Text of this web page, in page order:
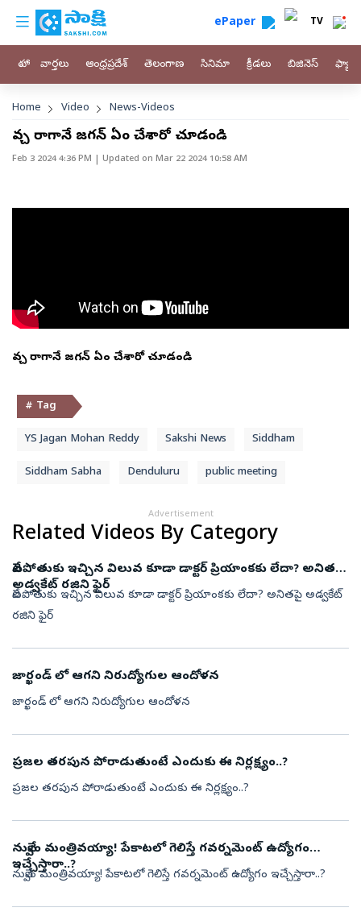
Skip to main content
custom menu ePaper TV
హోం వార్తలు ఆంధ్రప్రదేశ్ తెలంగాణ సినిమా క్రీడలు బిజినెస్
Breadcrumb
Home Video News-Videos
వచ్చి రాగానే జగన్ ఏం చేశారో చూడండి
Feb 3 2024 4:36 PM | Updated on Mar 22 2024 10:58 AM
వచ్చి రాగానే జగన్ ఏం చేశారో చూడండి
# Tag
YS Jagan Mohan Reddy Sakshi News Siddham
Siddham Sabha Denduluru public meeting
Advertisement
Related Videos By Category
వేటపోతుకు ఇచ్చిన విలువ కూడా డాక్టర్ ప్రియాంకకు లేదా? అనితపై
అడ్వకేట్ రజిని ఫైర్
వేటపోతుకు ఇచ్చిన విలువ కూడా డాక్టర్ ప్రియాంకకు లేదా? అనితపై అడ్వకేట్
రజిని ఫైర్
జార్ఖండ్ లో ఆగని నిరుద్యోగుల ఆందోళన
జార్ఖండ్ లో ఆగని నిరుద్యోగుల ఆందోళన
ప్రజల తరపున పోరాడుతుంటే ఎందుకు ఈ నిర్లక్ష్యం..?
ప్రజల తరపున పోరాడుతుంటే ఎందుకు ఈ నిర్లక్ష్యం..?
నువ్వేం మంత్రివయ్యా! పేకాటలో గెలిస్తే గవర్నమెంట్ ఉద్యోగం
ఇచ్చేస్తారా..?
నువ్వేం మంత్రివయ్యా! పేకాటలో గెలిస్తే గవర్నమెంట్ ఉద్యోగం ఇచ్చేస్తారా..?